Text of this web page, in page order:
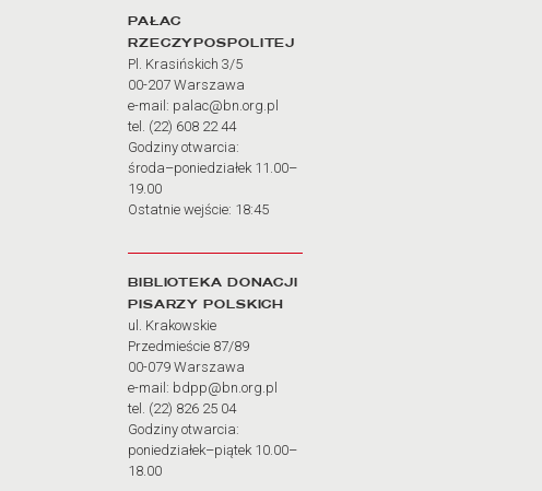
PAŁAC
RZECZYPOSPOLITEJ
Pl. Krasińskich 3/5
00-207 Warszawa
e-mail: palac@bn.org.pl
tel. (22) 608 22 44
Godziny otwarcia:
środa–poniedziałek 11.00–
19.00
Ostatnie wejście: 18:45
BIBLIOTEKA DONACJI
PISARZY POLSKICH
ul. Krakowskie
Przedmieście 87/89
00-079 Warszawa
e-mail: bdpp@bn.org.pl
tel. (22) 826 25 04
Godziny otwarcia:
poniedziałek–piątek 10.00–
18.00